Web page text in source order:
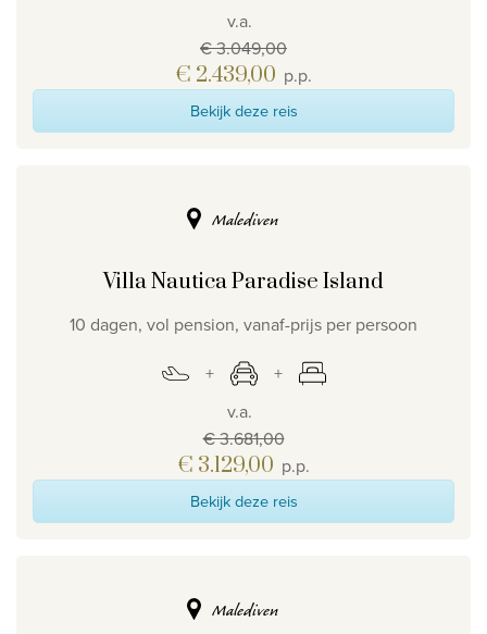
v.a.
€ 3.049,00
€ 2.439,00 p.p.
Bekijk deze reis
Malediven
Villa Nautica Paradise Island
10 dagen, vol pension, vanaf-prijs per persoon
v.a.
€ 3.681,00
€ 3.129,00 p.p.
Bekijk deze reis
Malediven